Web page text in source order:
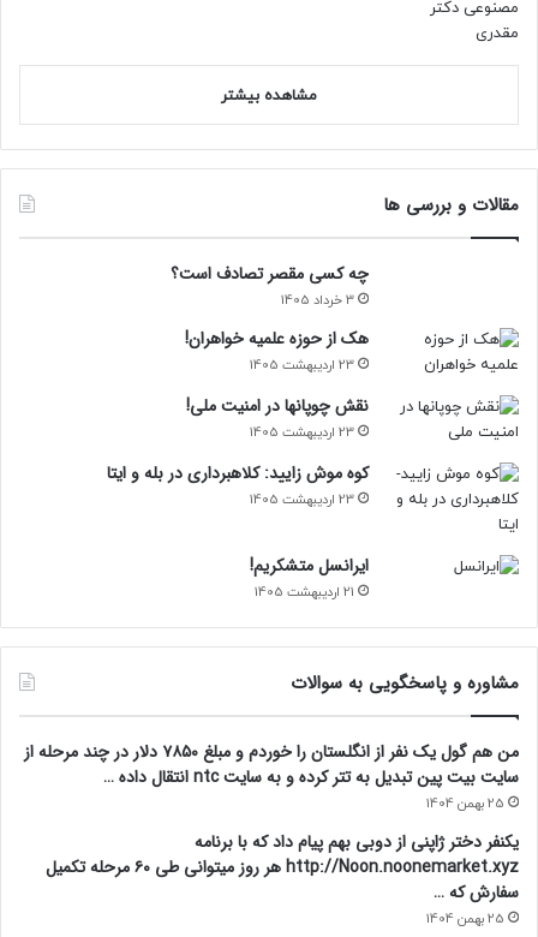
مشاهده بیشتر
مقالات و بررسی ها
چه کسی مقصر تصادف است؟
3 خرداد 1405
هک از حوزه علمیه خواهران!
23 اردیبهشت 1405
نقش چوپانها در امنیت ملی!
23 اردیبهشت 1405
کوه موش زایید: کلاهبرداری در بله و ایتا
23 اردیبهشت 1405
ایرانسل متشکریم!
21 اردیبهشت 1405
مشاوره و پاسخگویی به سوالات
من هم گول یک نفر از انگلستان را خوردم و مبلغ ۷۸۵۰ دلار در چند مرحله از
سایت بیت پین تبدیل به تتر کرده و به سایت ntc انتقال داده …
25 بهمن 1404
یکنفر دختر ژاپنی از دوبی بهم پیام داد که با برنامه
http://Noon.noonemarket.xyz هر روز میتوانی طی ۶۰ مرحله تکمیل
سفارش که …
25 بهمن 1404